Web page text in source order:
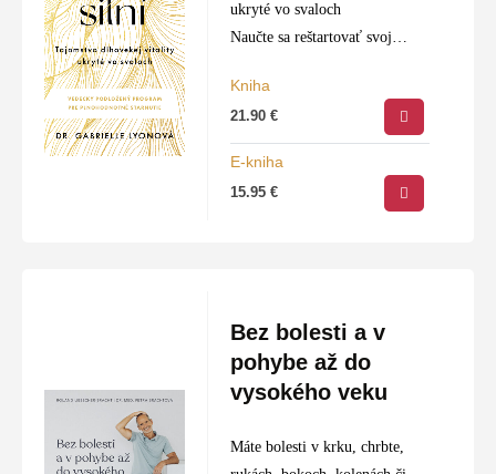
ukryté vo svaloch
Naučte sa reštartovať svoj
a predĺžiť si život s týmto
prístupným novým
sprievodcom, ktorý dokazuje
význam svalov pre zdravie a
Kniha
21.90€
E-kniha
15.95€
Bez bolesti a v
pohybe až do
vysokého veku
Máte bolesti v krku, chrbte,